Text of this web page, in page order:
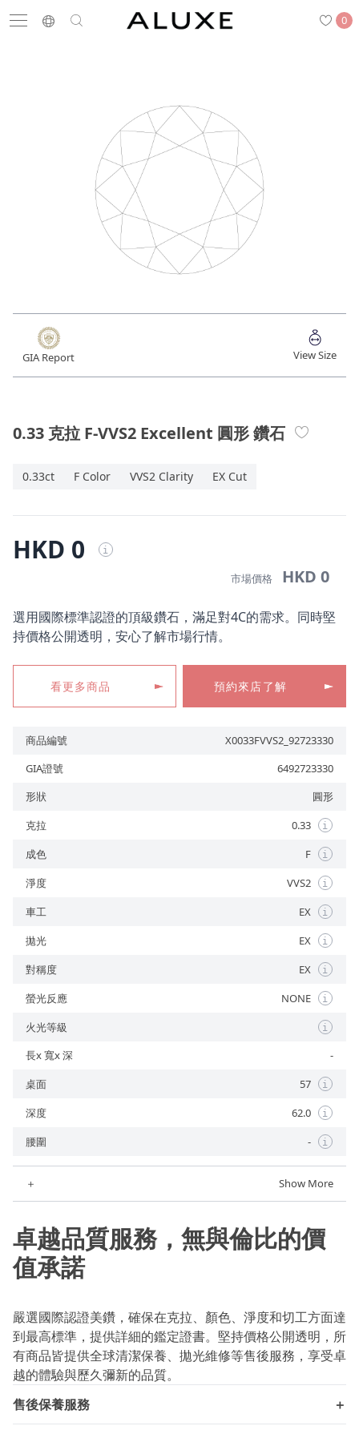
0
搜尋
結婚戒指
結婚戒指
珠寶鑽飾
關於ALUXE
最新消息
線上購物
LANGUAGE
GIA Report View Size
0.33 克拉 F-VVS2 Excellent 圓形 鑽石
0.33ct F Color VVS2 Clarity EX Cut
HKD 0 i
市場價格 HKD 0
選用國際標準認證的頂級鑽石，滿足對4C的需求。同時堅
持價格公開透明，安心了解市場行情。
看更多商品 預約來店了解
商品編號
X0033FVVS2_92723330
GIA證號
6492723330
形狀
圓形
克拉
0.33 i
成色 F i
淨度 VVS2 i
車工 EX i
拋光 EX i
對稱度 EX i
螢光反應 NONE i
火光等級 i
長x 寬x 深
-
桌面
57 i
深度 62.0 i
腰圍 - i
＋ Show More
卓越品質服務，無與倫比的價
值承諾
嚴選國際認證美鑽，確保在克拉、顏色、淨度和切工方面達
到最高標準，提供詳細的鑑定證書。堅持價格公開透明，所
有商品皆提供全球清潔保養、拋光維修等售後服務，享受卓
越的體驗與歷久彌新的品質。
售後保養服務
＋